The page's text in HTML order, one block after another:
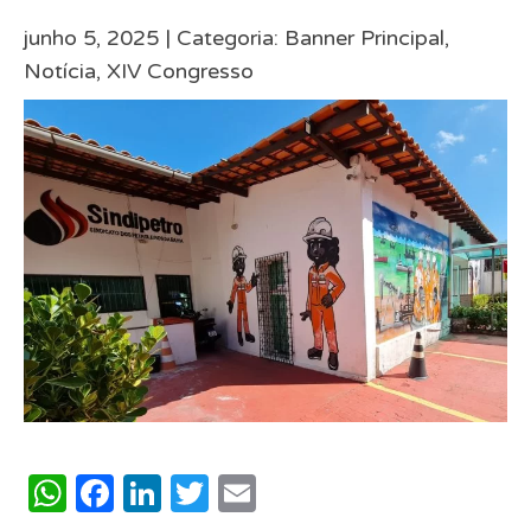
junho 5, 2025 | Categoria: Banner Principal,
Notícia, XIV Congresso
WhatsApp
Facebook
LinkedIn
Twitter